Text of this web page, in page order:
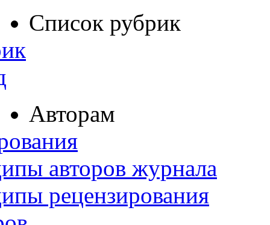
Список рубрик
Авторам
авторов журнала
рецензирования